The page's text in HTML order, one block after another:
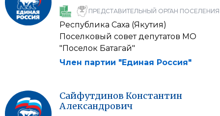
ПРЕДСТАВИТЕЛЬНЫЙ ОРГАН ПОСЕЛЕНИЯ
Республика Саха (Якутия)
Поселковый совет депутатов МО
"Поселок Батагай"
Член партии "Единая Россия"
Сайфутдинов Константин
Александрович